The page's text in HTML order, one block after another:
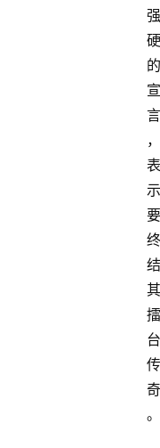
强
硬
的
宣
言
，
表
示
要
终
结
其
擂
台
传
奇
。